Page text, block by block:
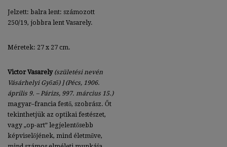
Jelzett: balra lent: számozott
250/19, jobbra lent Vasarely.
Méretek: 27 x 27 cm.
Victor Vasarely (születési nevén
Vásárhelyi Győző) ] (Pécs, 1906.
április 9. – Párizs, 997. március 15.)
magyar–francia festő, szobrász. Őt
tekinthetjük az optikai festészet,
vagy „op-art” legjelentősebb
képviselőjének, mind életműve,